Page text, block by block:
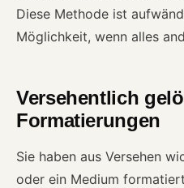
Diese Methode ist
Möglichkeit, wenn alles
Versehentlich
Formatierungen
Sie haben aus Versehen
oder ein Medium